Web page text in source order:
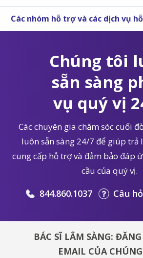
Các nhóm hỗ trợ và các dịch vụ
Chúng tôi
sẵn sàng
vụ quý vị
Các chuyên gia chăm sóc cuối
luôn sẵn sàng 24/7 để giúp trả
cung cấp hỗ trợ và đảm bảo đáp
cầu của quý vị.
844.860.1037 Câu
BÁC SĨ LÂM SÀNG:
EMAIL CỦA